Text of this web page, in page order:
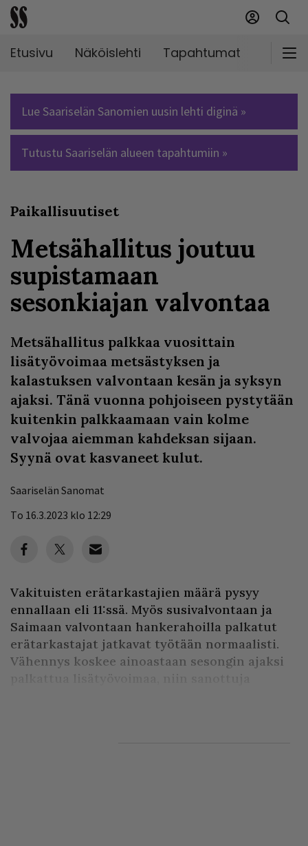
Etusivu Näköislehti Tapahtumat
Lue Saariselän Sanomien uusin lehti diginä »
Tutustu Saariselän alueen tapahtumiin »
Paikallisuutiset
Metsähallitus joutuu
supistamaan
sesonkiajan valvontaa
Metsähallitus palkkaa vuosittain
lisätyövoimaa metsästyksen ja
kalastuksen valvontaan kesän ja syksyn
ajaksi. Tänä vuonna pohjoiseen pystytään
kuitenkin palkkaamaan vain kolme
valvojaa aiemman kahdeksan sijaan.
Syynä ovat kasvaneet kulut.
Saariselän Sanomat
To 16.3.2023 klo 12:29
Vakituisten erätarkastajien määrä pysyy
ennallaan eli 11:ssä. Myös susivalvontaan ja
Saimaan valvontaan hankerahoilla palkatut
erätarkastajat jatkavat työtään normaalisti.
Vähennys koskee ainoastaan sesongin ajaksi